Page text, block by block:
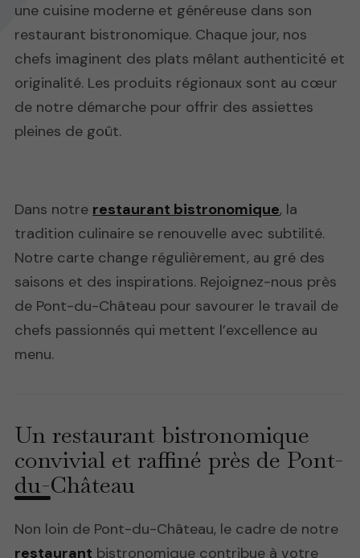
une cuisine moderne et généreuse dans son
restaurant bistronomique. Chaque jour, nos
chefs imaginent des plats mêlant authenticité et
originalité. Les produits régionaux sont au cœur
de notre démarche pour offrir des assiettes
pleines de goût.
Dans notre restaurant bistronomique, la
tradition culinaire se renouvelle avec subtilité.
Notre carte change régulièrement, au gré des
saisons et des inspirations. Rejoignez-nous près
de Pont-du-Château pour savourer le travail de
chefs passionnés qui mettent l’excellence au
menu.
Un restaurant bistronomique
convivial et raffiné près de Pont-
du-Château
Non loin de Pont-du-Château, le cadre de notre
restaurant bistronomique contribue à votre